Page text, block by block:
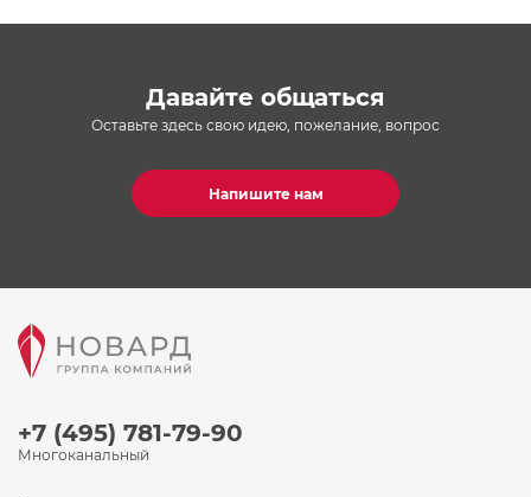
Давайте общаться
Оставьте здесь свою идею, пожелание, вопрос
Напишите нам
+7 (495) 781-79-90
Многоканальный